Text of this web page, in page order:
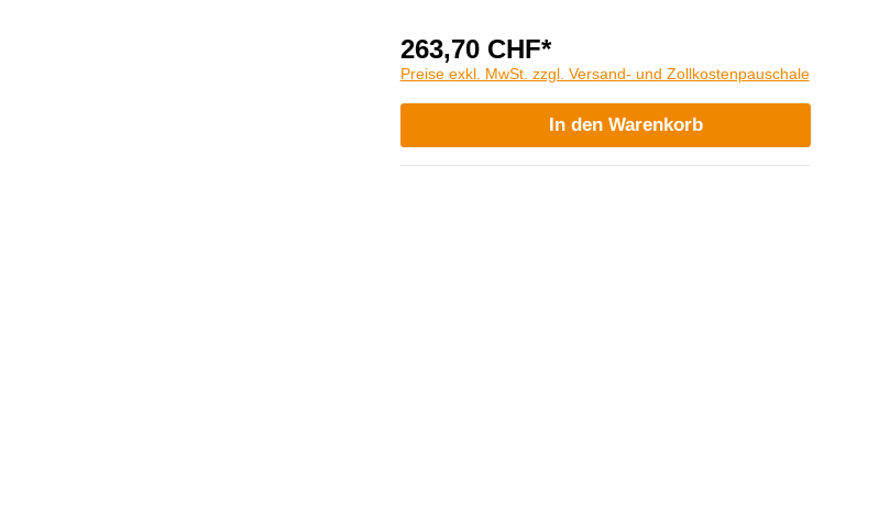
263,70 CHF*
Preise exkl. MwSt. zzgl. Versand- und Zollkostenpauschale
In den Warenkorb